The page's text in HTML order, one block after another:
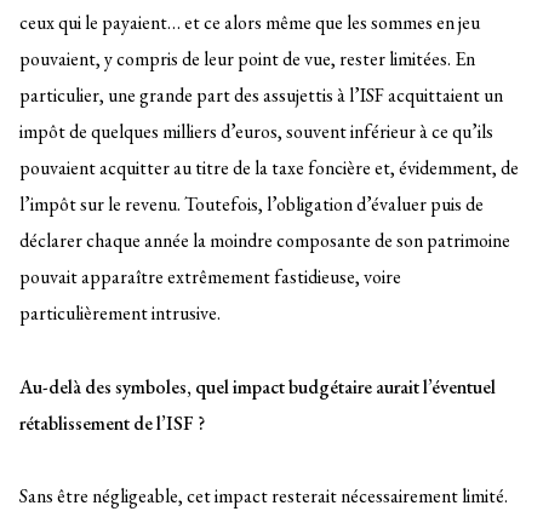
ceux qui le payaient… et ce alors même que les sommes en jeu
pouvaient, y compris de leur point de vue, rester limitées. En
particulier, une grande part des assujettis à l’ISF acquittaient un
impôt de quelques milliers d’euros, souvent inférieur à ce qu’ils
pouvaient acquitter au titre de la taxe foncière et, évidemment, de
l’impôt sur le revenu. Toutefois, l’obligation d’évaluer puis de
déclarer chaque année la moindre composante de son patrimoine
pouvait apparaître extrêmement fastidieuse, voire
particulièrement intrusive.
Au-delà des symboles, quel impact budgétaire aurait l’éventuel
rétablissement de l’ISF ?
Sans être négligeable, cet impact resterait nécessairement limité.